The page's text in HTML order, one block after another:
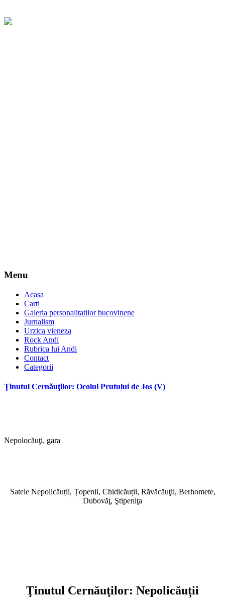
Menu
Acasa
Carti
Galeria personalitatilor bucovinene
Jurnalism
Urzica vieneza
Rock Andi
Rubrica lui Andi
Contact
Categorii
Ţinutul Cernăuţilor: Ocolul Prutului de Jos (V)
Nepolocăuţi, gara
Satele Nepolicăuții, Țopenii, Chidicăuții, Răvăcăuţii, Berhomete,
Dubovăţ, Ştipeniţa
Ţinutul Cernăuţilor: Nepolicăuții